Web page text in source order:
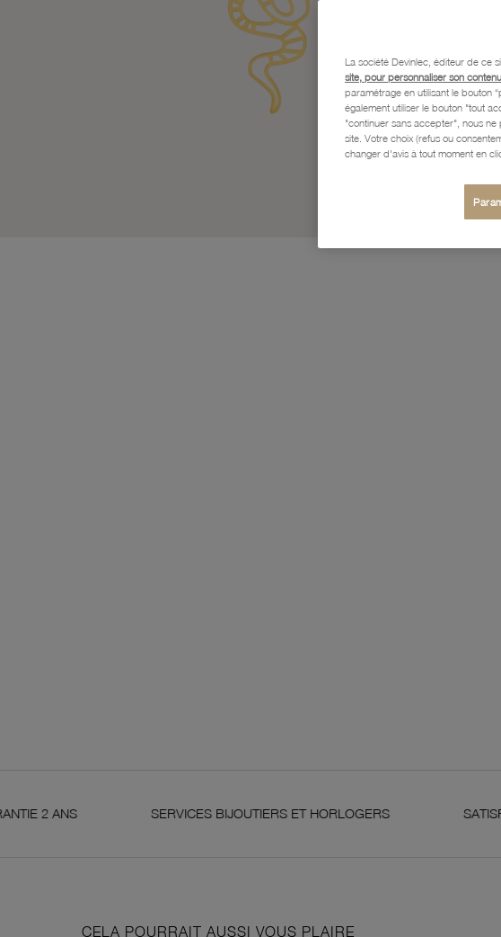
SERVICES BIJOUTIERS ET HORLOGERS SATISFAIT OU
CELA POURRAIT AUSSI VOUS PLAIRE
La société Devinlec, éditeur de ce
site, pour personnaliser son
paramétrage en utilisant le bouton
également utiliser le bouton "tout
"continuer sans accepter", nous
site. Votre choix (refus ou
changer d'avis à tout moment en